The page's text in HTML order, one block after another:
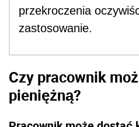
przekroczenia
zastosowanie.
Czy pracownik
pieniężną?